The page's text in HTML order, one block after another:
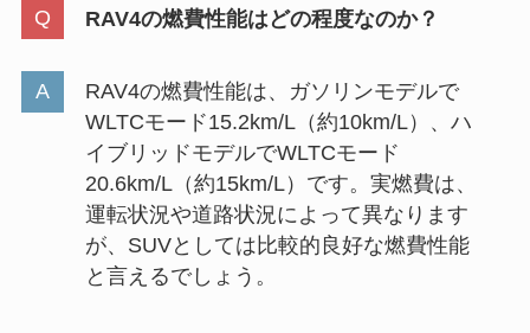
RAV4の燃費性能はどの程度なのか？
RAV4の燃費性能は、ガソリンモデルで
WLTCモード15.2km/L（約10km/L）、ハ
イブリッドモデルでWLTCモード
20.6km/L（約15km/L）です。実燃費は、
運転状況や道路状況によって異なります
が、SUVとしては比較的良好な燃費性能
と言えるでしょう。